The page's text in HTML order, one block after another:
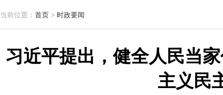
江苏车牛山岛智能微电网验收投运
因储能而智慧，为储能而创新——第五届国际储能峰会
低温冷凝技术助力大气污染防治，打造清洁型绿色工业
碧桂园打造新能源汽车小镇 构筑电动汽车生态圈 新
国家电网入局区块链 打造国家级能源互联网 湖北竹
当前位置： 首页 > 时政要闻
习近平提出，健全人民当
主义民